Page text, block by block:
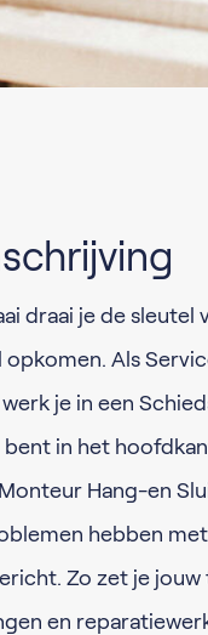
draai je de sleutel
opkomen. Als
je in een
in het
Hang-en
hebben
Zo zet je
en